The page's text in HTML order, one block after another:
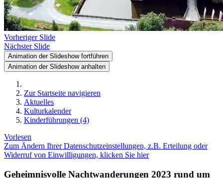
Vorheriger Slide
Nächster Slide
Animation der Slideshow fortführen
Animation der Slideshow anhalten
Zur Startseite navigieren
Aktuelles
Kulturkalender
Kinderführungen (4)
Vorlesen
Zum Ändern Ihrer Datenschutzeinstellungen, z.B. Erteilung oder
Widerruf von Einwilligungen, klicken Sie hier
Geheimnisvolle Nachtwanderungen 2023 rund um